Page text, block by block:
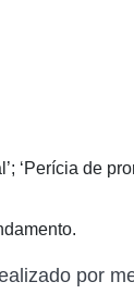
‘Perícia de
por